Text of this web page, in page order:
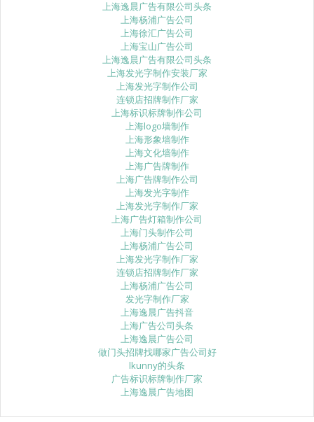
上海逸晨广告有限公司头条
上海杨浦广告公司
上海徐汇广告公司
上海宝山广告公司
上海逸晨广告有限公司头条
上海发光字制作安装厂家
上海发光字制作公司
连锁店招牌制作厂家
上海标识标牌制作公司
上海logo墙制作
上海形象墙制作
上海文化墙制作
上海广告牌制作
上海广告牌制作公司
上海发光字制作
上海发光字制作厂家
上海广告灯箱制作公司
上海门头制作公司
上海杨浦广告公司
上海发光字制作厂家
连锁店招牌制作厂家
上海杨浦广告公司
发光字制作厂家
上海逸晨广告抖音
上海广告公司头条
上海逸晨广告公司
做门头招牌找哪家广告公司好
lkunny的头条
广告标识标牌制作厂家
上海逸晨广告地图